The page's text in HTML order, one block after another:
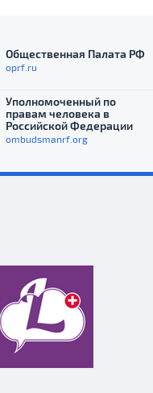
Общественная Палата РФ
oprf.ru
Уполномоченный по
правам человека в
Российской Федерации
ombudsmanrf.org